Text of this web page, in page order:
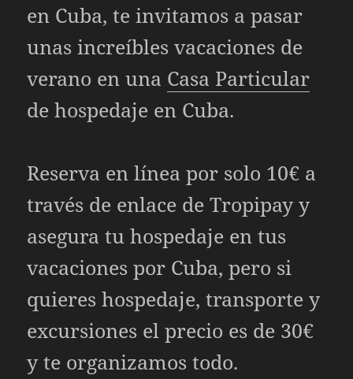
en Cuba, te invitamos a pasar
unas increíbles vacaciones de
verano en una Casa Particular
de hospedaje en Cuba.
Reserva en línea por solo 10€ a
través de enlace de Tropipay y
asegura tu hospedaje en tus
vacaciones por Cuba, pero si
quieres hospedaje, transporte y
excursiones el precio es de 30€
y te organizamos todo.